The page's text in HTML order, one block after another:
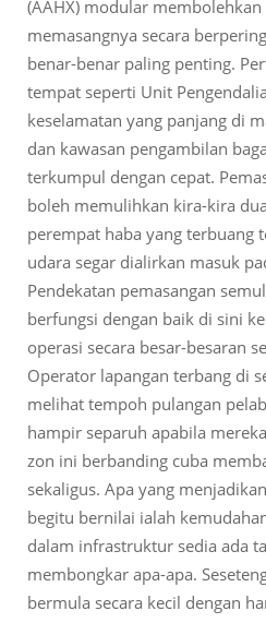
(AAHX) modular
memasangnya secara
benar-benar paling penting.
tempat seperti Unit
keselamatan yang panjang di
dan kawasan pengambilan
terkumpul dengan cepat.
boleh memulihkan kira-kira
perempat haba yang terbuang
udara segar dialirkan masuk
Pendekatan pemasangan
berfungsi dengan baik di sini
operasi secara besar-besaran
Operator lapangan terbang di
melihat tempoh pulangan
hampir separuh apabila
zon ini berbanding cuba
sekaligus. Apa yang
begitu bernilai ialah
dalam infrastruktur sedia ada
membongkar apa-apa.
bermula secara kecil dengan